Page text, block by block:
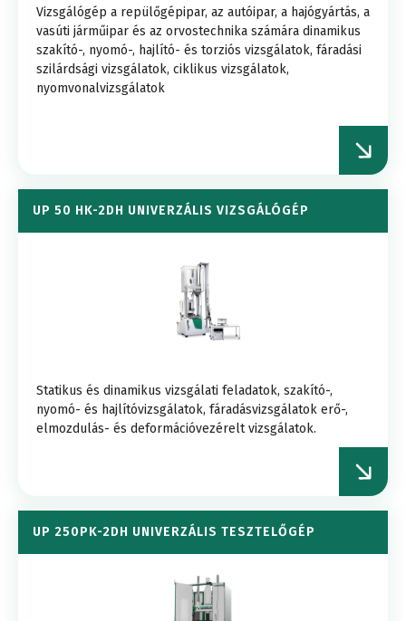
Vizsgálógép a repülőgépipar, az autóipar, a hajógyártás, a
vasúti járműipar és az orvostechnika számára dinamikus
szakító-, nyomó-, hajlító- és torziós vizsgálatok, fáradási
szilárdsági vizsgálatok, ciklikus vizsgálatok,
nyomvonalvizsgálatok
UP 50 HK-2DH UNIVERZÁLIS VIZSGÁLÓGÉP
Statikus és dinamikus vizsgálati feladatok, szakító-,
nyomó- és hajlítóvizsgálatok, fáradásvizsgálatok erő-,
elmozdulás- és deformációvezérelt vizsgálatok.
UP 250PK-2DH UNIVERZÁLIS TESZTELŐGÉP